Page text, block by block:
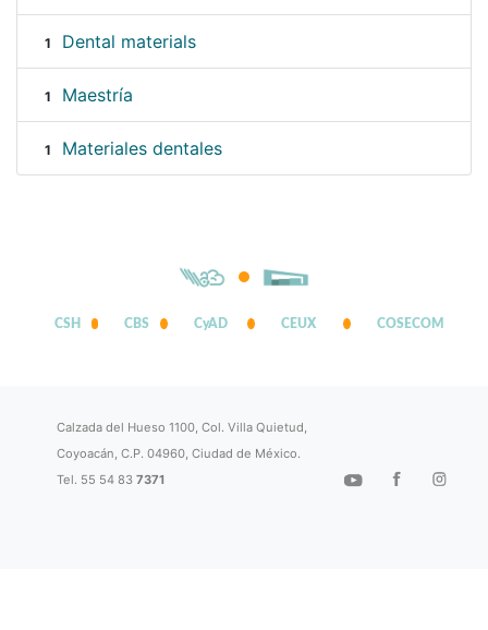
1 Dental materials
1 Maestría
1 Materiales dentales
CSH CBS CyAD CEUX COSECOM
Calzada del Hueso 1100, Col. Villa Quietud,
Coyoacán, C.P. 04960, Ciudad de México.
Tel. 55 54 837371